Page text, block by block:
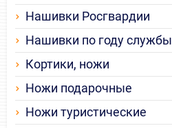
Нашивки Росгвардии
Нашивки по году службы
Кортики, ножи
Ножи подарочные
Ножи туристические